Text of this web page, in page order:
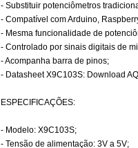
- Substituir potenciômetros
- Compatível com Arduino,
- Mesma funcionalidade de
- Controlado por sinais digitais de
- Acompanha barra de pinos;
- Datasheet X9C103S: Download
ESPECIFICAÇÕES:
- Modelo: X9C103S;
- Tensão de alimentação: 3V a 5V;